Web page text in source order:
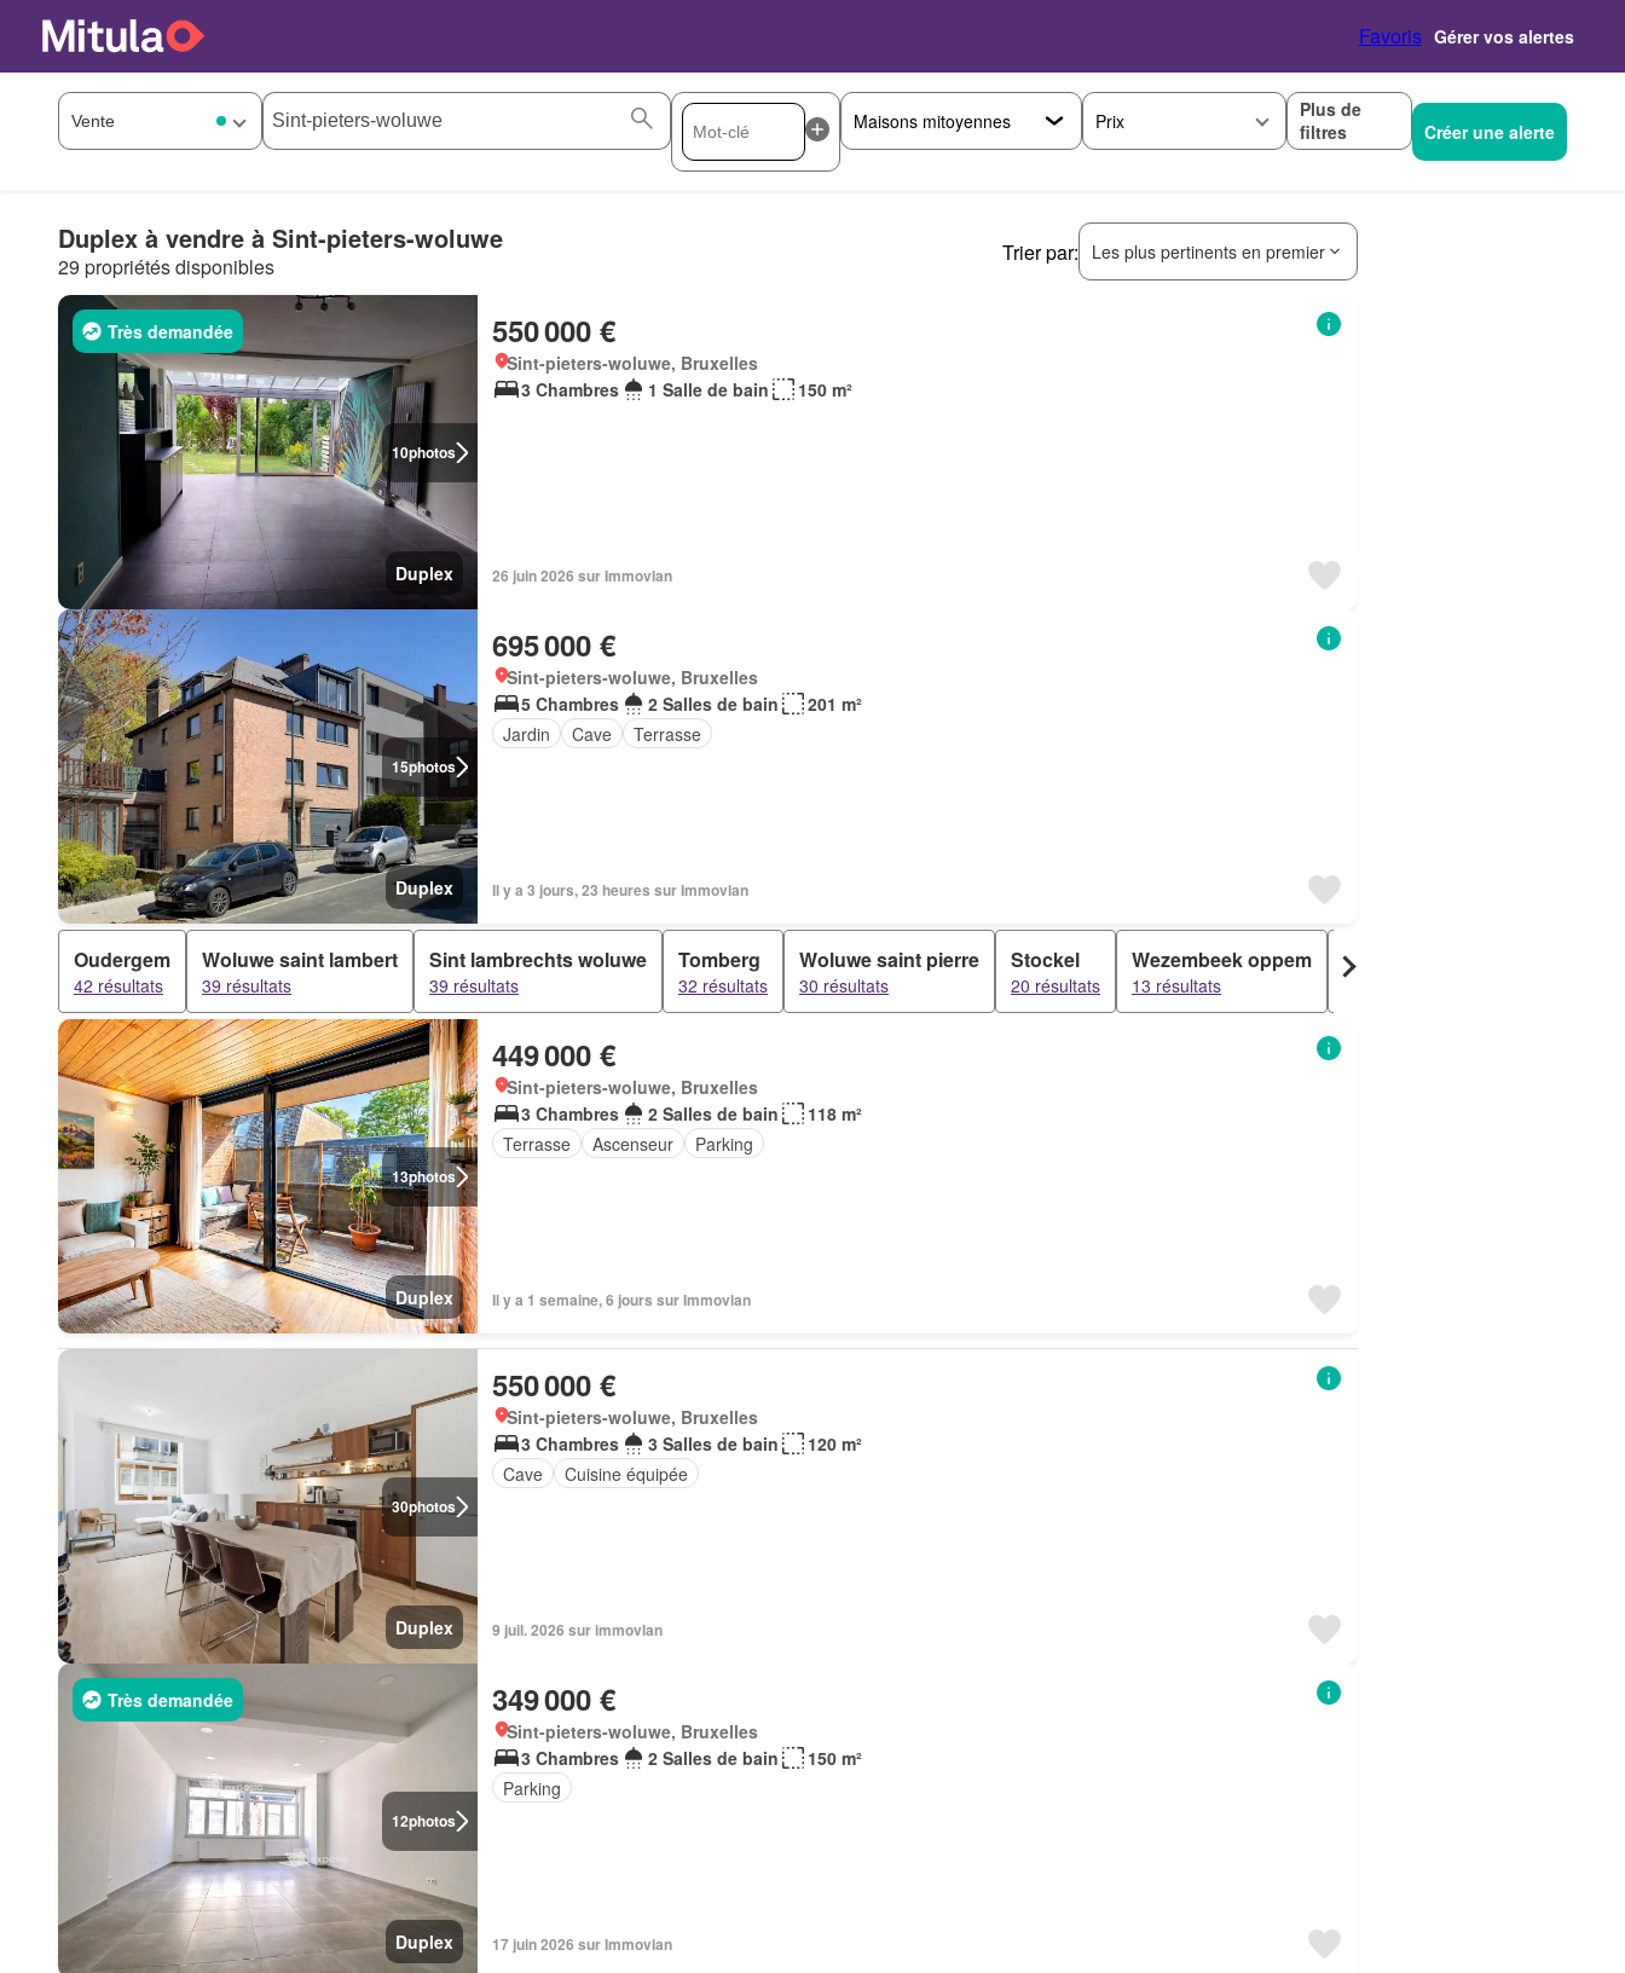
Favoris Gérer vos alertes
Prix
Plus de
filtres
Créer une alerte
Duplex à vendre à Sint-pieters-woluwe
29 propriétés disponibles
Trier par: Les plus pertinents en premier
10photos
Très demandée
Duplex
550 000 €
Sint-pieters-woluwe, Bruxelles
3 Chambres
1 Salle de bain 150 m²
26 juin 2026 sur Immovlan
15photos
Duplex
695 000 €
Sint-pieters-woluwe, Bruxelles
5 Chambres
2 Salles de bain
201 m²
Jardin
Cave Terrasse
Il y a 3 jours, 23 heures sur Immovlan
Oudergem
42 résultats
Woluwe saint lambert
39 résultats
Sint lambrechts woluwe
39 résultats
Tomberg
32 résultats
Woluwe saint pierre
30 résultats
Stockel
20 résultats
Wezembeek oppem
13 résultats
Sint stevens woluwe
12 résultats
13photos
Duplex
449 000 €
Sint-pieters-woluwe, Bruxelles
3 Chambres
2 Salles de bain
118 m²
Terrasse
Ascenseur Parking
Il y a 1 semaine, 6 jours sur Immovlan
30photos
Duplex
550 000 €
Sint-pieters-woluwe, Bruxelles
3 Chambres
3 Salles de bain
120 m²
Cave
Cuisine équipée
9 juil. 2026 sur immovlan
12photos
Très demandée
Duplex
349 000 €
Sint-pieters-woluwe, Bruxelles
3 Chambres
2 Salles de bain
150 m²
Parking
17 juin 2026 sur Immovlan